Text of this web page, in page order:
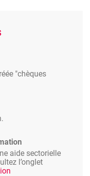
"chèques
aide sectorielle
l’onglet